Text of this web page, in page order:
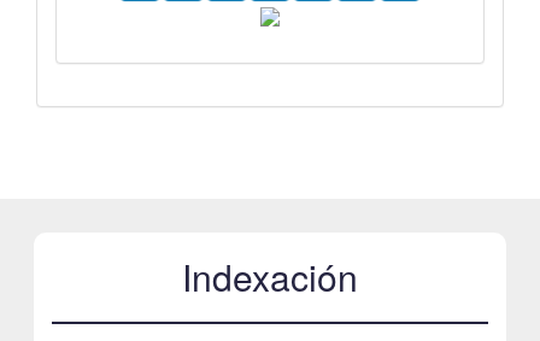
Indexación